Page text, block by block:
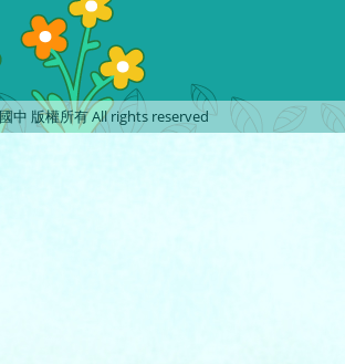
中 版權所有 All rights reserved